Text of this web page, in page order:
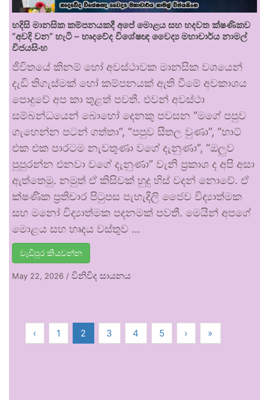
හදිසි මානසික කම්පනයකදී අපේ මොළය සහ හදවත ක්ෂණිකව
“අවදි වන” හැටි – හෘදවේද විශේෂඥ වෛද්‍ය මහාචාර්ය නාමල්
විජයසිංහ
ජීවිතයේ කිනම් හෝ අවස්ථාවක මානසික වශයෙන්
දැඩි තිගැස්මක් හෝ කම්පනයක් ඇති වීමේ අවකාශය
පොදුවේ අප කා තුළත් පවතී. එවන් අවස්ථා
සම්බන්ධයෙන් බොහෝ දෙනකු පවසන “මගේ පපුව
ගැහෙන්න පටන් ගත්තා”, “පපුව සීතල වුණා”, “හාට්
එක එක පාරටම නැවතුණා වගේ දැනුණා”, “ඔලුව
පුපුරන්න එනවා වගේ දැනුණා” වැනි ප්‍රකාශ ද අපි අසා
ඇත්තෙමු. නමුත් ඒ කිසිවක් හුදු හිස් වදන් නොවේ. ඒ
ක්ෂණික ප්‍රතිචාර පිටුපස පැහැදිලි ජෛව විද්‍යාත්මක
සහ මනෝ විද්‍යාත්මක පදනමක් පවතී. මෙයින් අපගේ
මොළය සහ හෘදය වස්තුව …
වැඩිපුර කියවන්න
May 22, 2026 / විනිවිද සායනය
‹ 1 2 3 4 5 › »